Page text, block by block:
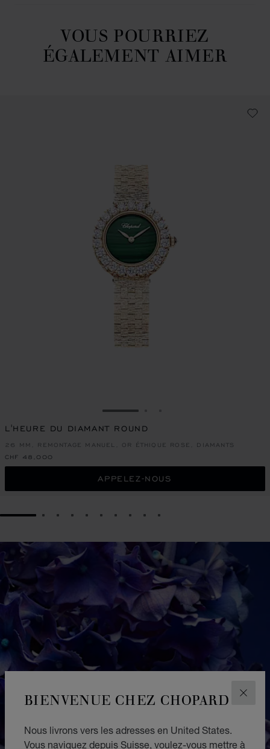
BIENVENUE CHEZ CHOPARD
Nous livrons vers les adresses en United States.
Vous naviguez depuis Suisse, voulez-vous mettre à
VOUS POURRIEZ
ÉGALEMENT AIMER
ALLER À LA DIAPOSITIVE 1
L'HEURE DU DIAMANT ROUND
26 MM, REMONTAGE MANUEL, OR ÉTHIQUE ROSE, DIAMANTS
CHF 48,000
APPELEZ-NOUS
GO TO SLIDE 1GO TO SLIDE 2
GO TO SLIDE 3
GO TO SLIDE 4
GO TO SLIDE 5
GO TO SLIDE 6
GO TO SLIDE 7
GO TO SLIDE 8
GO TO SLIDE 9
GO TO SLIDE 10